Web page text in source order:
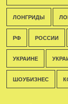
ЛОНГРИДЫ
РФ РОССИИ
УКРАИНЕ
ШОУБИЗНЕС